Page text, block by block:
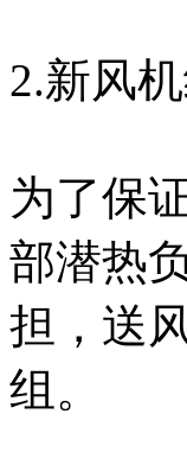
2.新风机
为了保
部潜热
担，送
组。